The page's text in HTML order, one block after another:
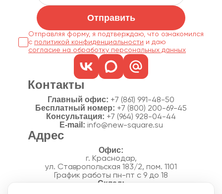
Отправить
Отправляя форму, я подтверждаю, что ознакомился
с политикой конфиденциальности
согласие на обработку персональных данных
Контакты
Главный офис: +7 (861) 991-48-50
Бесплатный номер: +7 (800) 200-69-45
Консультация: +7 (964) 928-04-44
E-mail: info@new-square.su
Адрес
г. Краснодар,
ул. Ставропольская 183/2, пом. 1101
График работы пн-пт с 9 до 18